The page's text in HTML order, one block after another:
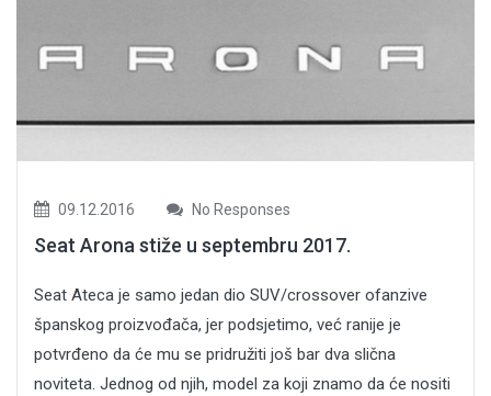
09.12.2016 No Responses
Seat Arona stiže u septembru 2017.
Seat Ateca je samo jedan dio SUV/crossover ofanzive
španskog proizvođača, jer podsjetimo, već ranije je
potvrđeno da će mu se pridružiti još bar dva slična
noviteta. Jednog od njih, model za koji znamo da će nositi